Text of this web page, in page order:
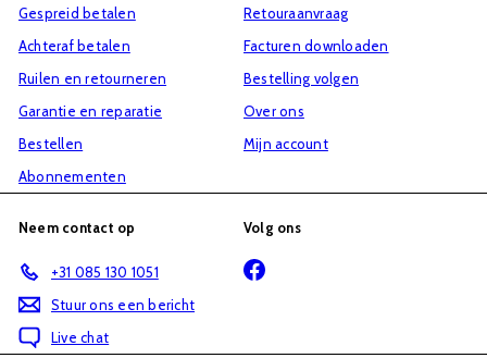
Gespreid betalen
Achteraf betalen
Ruilen en retourneren
Garantie en reparatie
Bestellen
Abonnementen
Retouraanvraag
Facturen downloaden
Bestelling volgen
Over ons
Mijn account
Neem contact op
+31 085 130 1051
Stuur ons een bericht
Live chat
Volg ons
Facebook